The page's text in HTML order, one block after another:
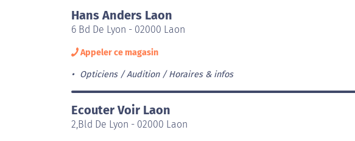
Hans Anders Laon
6 Bd De Lyon - 02000 Laon
Appeler ce magasin
Opticiens / Audition Horaires & infos
Ecouter Voir Laon
2,Bld De Lyon - 02000 Laon